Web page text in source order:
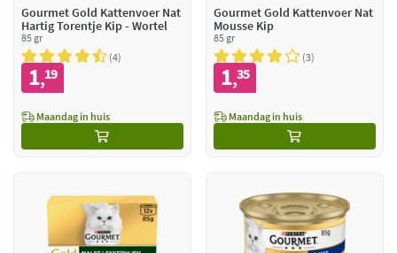
Gourmet Gold Kattenvoer Nat
Hartig Torentje Kip - Wortel
85 gr
4
1,19
Maandag in huis
Gourmet Gold Kattenvoer Nat
Mousse Kip
85 gr
3
1,35
Maandag in huis